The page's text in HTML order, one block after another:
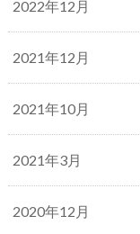
2022年12月
2021年12月
2021年10月
2021年3月
2020年12月